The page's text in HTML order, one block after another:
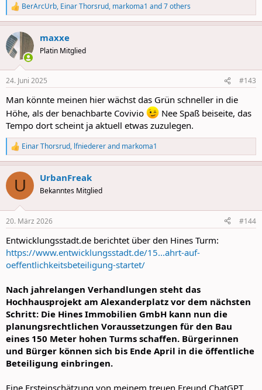
R
e
a
c
t
i
s
BerArcUrb, Einar Thorsrud, markoma1 and 7 others
maxxe
Platin Mitglied
24. Juni 2025 #143
Man könnte meinen hier wächst das Grün schneller in die
Höhe, als der benachbarte Covivio
Nee Spaß beiseite, das
Tempo dort scheint ja aktuell etwas zuzulegen.
R
e
a
c
i
s
Einar Thorsrud, lfniedererand markoma1
U UrbanFreak
Bekanntes Mitglied
20. März 2026 #144
Entwicklungsstadt.de berichtet über den Hines Turm:
https://www.entwicklungsstadt.de/15...ahrt-auf-
oeffentlichkeitsbeteiligung-startet/
Nach jahrelangen Verhandlungen steht das
Hochhausprojekt am Alexanderplatz vor dem nächsten
Schritt: Die Hines Immobilien GmbH kann nun die
planungsrechtlichen Voraussetzungen für den Bau
eines 150 Meter hohen Turms schaffen. Bürgerinnen
und Bürger können sich bis Ende April in die öffentliche
Beteiligung einbringen.
Eine Ersteinschätzung von meinem treuen Freund ChatGPT